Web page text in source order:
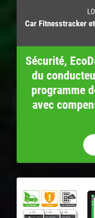
Car Fitnesstracker
Sécurité,
du
programme
avec